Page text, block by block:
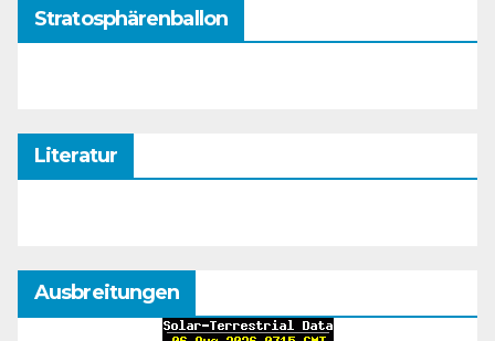
Stratosphärenballon
Literatur
Ausbreitungen